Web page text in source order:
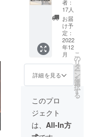
（A4サ
イズ/第
3回単独
公演~燎
~を1冊
ギュッ
とまと
めた公
をお送
りいた
しま
す。演
奏楽曲
（A4サ
イズ/公
演当日
の写真
にメン
バーの
手書き
メッ
セージ
を書き
込んで
お送り
いたし
ます）
・リ
者：
17人
お届
け予
定：
2022
年12
月
詳細を見る
こ
の
リ
タ
ー
ン
を
選
択
す
る
このプロ
ジェクト
は、 All-In方